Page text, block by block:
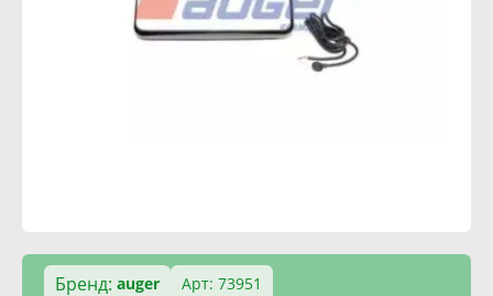
Бренд: auger
Арт: 73951